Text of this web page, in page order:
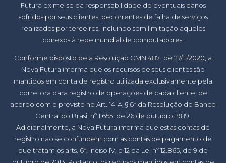
Futura exime-se da responsabilidade de eventuais danos
sofridos por seus clientes, decorrentes de falha de serviços
realizados por terceiros, incluindo sem limitação aqueles
conexos à rede mundial de computadores.
Conforme disposto pela Resolução CMN 4871 de 27/11/2020, a
Nova Futura informa que os recursos de seus clientes são
mantidos em conta de registro utilizada exclusivamente pela
corretora para registro de operações de cada cliente, de
acordo com o previsto no Art. 14-A, § 6º da Resolução do Banco
Central do Brasil nº 1.655, de 26 de outubro 1989.
Adicionalmente, a Nova Futura informa que estas contas de
registro não se confundem com as contas de pagamento de
que tratam os arts. 6º, inciso IV, e 12 da Lei nº 12.865, de 9 de